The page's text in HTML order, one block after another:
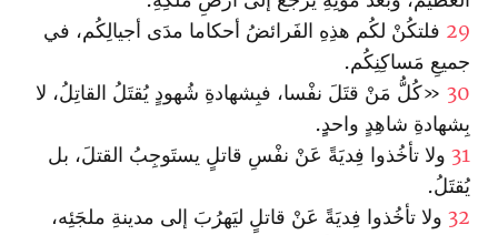
29 فلتكُنْ لكُم هذِهِ الفَرائضُ أحكاما مدَى أجيالِكُم، في
جميعِ مَساكِنِكُم.
30 «كُلُّ مَنْ قتَلَ نفْسا، فبِشهادةِ شُهودٍ يُقتَلُ القاتِلُ، لا
بِشهادةِ شاهِدٍ واحدٍِ‌.
31 ولا تأخُذوا فِديَةً عَنْ نفْسِ قاتلٍ يستَوجِبُ القتلَ، بل
يُقتَلُ.
32 ولا تأخُذوا فِديَةً عَنْ قاتلٍ ليَهرُبَ إلى مدينةِ ملجَئِه،